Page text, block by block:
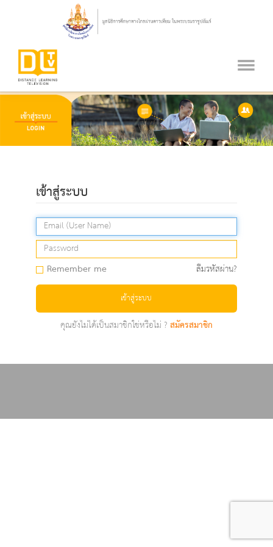
เข้าสู่ระบบ
Remember me ลืมรหัสผ่าน?
เข้าสู่ระบบ
คุณยังไม่ได้เป็นสมาชิกใช่หรือไม่ ?สมัครสมาชิก